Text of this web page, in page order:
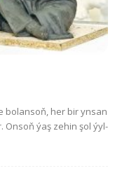
bo­lan­soň, her bir yn­san
On­soň ýaş ze­hin şol ýyl­